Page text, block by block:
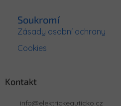
Soukromí
Zásady osobní ochrany
Cookies
Kontakt
info@elektrickeauticko.cz